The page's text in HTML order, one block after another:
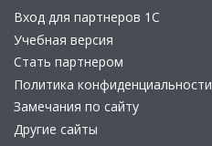
Вход для партнеров 1С
Учебная версия
Стать партнером
Политика конфиденциальности
Замечания по сайту
Другие сайты